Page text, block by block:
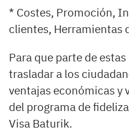
* Costes, Promoción,
clientes, Herramientas
Para que parte de
trasladar a los
ventajas económicas y
del programa de
Visa Baturik.